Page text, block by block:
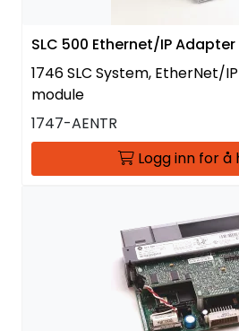
SLC 500 Ethernet/IP Adapter
1746 SLC System, EtherNet/
module
1747-AENTR
Logg inn for å